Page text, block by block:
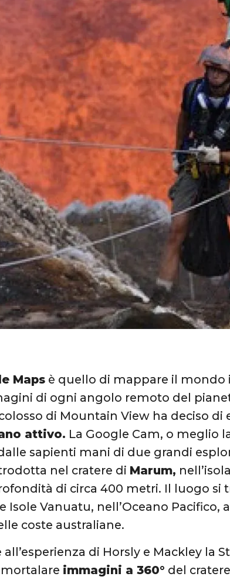
Maps è quello di mappare il mondo
di ogni angolo remoto del
di Mountain View ha deciso di
attivo. La Google Cam, o meglio
sapienti mani di due grandi
nel cratere di Marum,
di circa 400 metri. Il luogo si
Isole Vanuatu, nell’Oceano Pacifico,
coste australiane.
di Horsly e Mackley la
immagini a 360° del